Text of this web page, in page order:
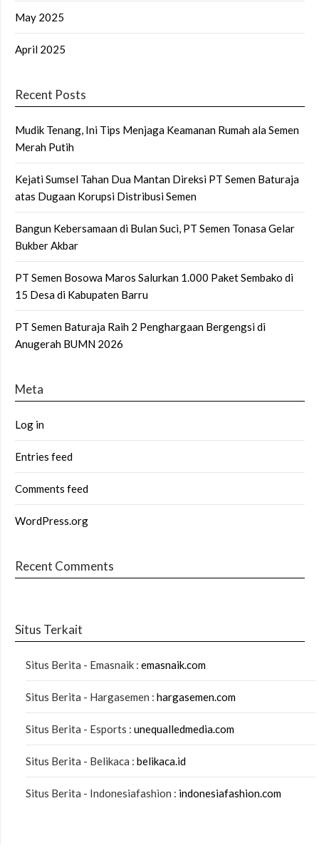
May 2025
April 2025
Recent Posts
Mudik Tenang, Ini Tips Menjaga Keamanan Rumah ala Semen
Merah Putih
Kejati Sumsel Tahan Dua Mantan Direksi PT Semen Baturaja
atas Dugaan Korupsi Distribusi Semen
Bangun Kebersamaan di Bulan Suci, PT Semen Tonasa Gelar
Bukber Akbar
PT Semen Bosowa Maros Salurkan 1.000 Paket Sembako di
15 Desa di Kabupaten Barru
PT Semen Baturaja Raih 2 Penghargaan Bergengsi di
Anugerah BUMN 2026
Meta
Log in
Entries feed
Comments feed
WordPress.org
Recent Comments
Situs Terkait
Situs Berita - Emasnaik : emasnaik.com
Situs Berita - Hargasemen : hargasemen.com
Situs Berita - Esports : unequalledmedia.com
Situs Berita - Belikaca : belikaca.id
Situs Berita - Indonesiafashion : indonesiafashion.com